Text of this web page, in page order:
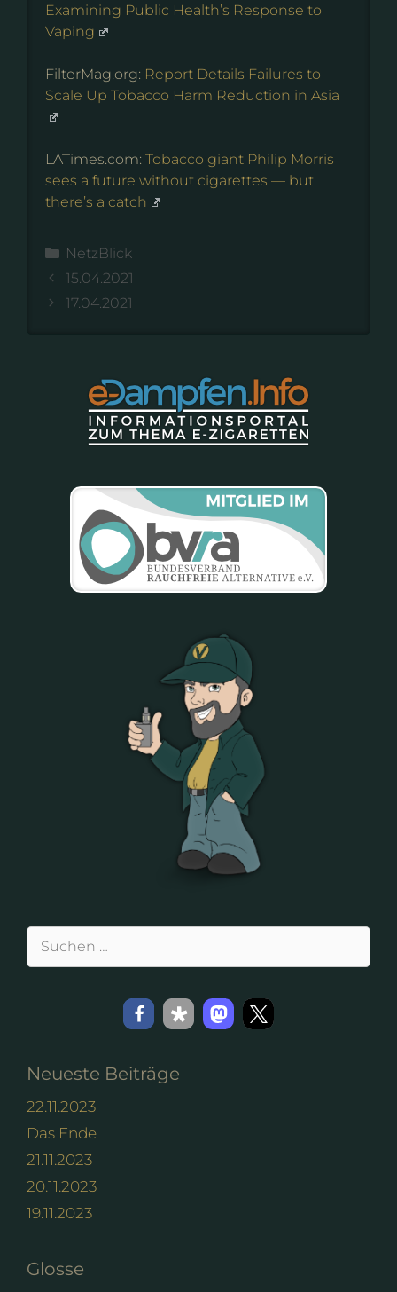
Examining Public Health’s Response to
Vaping
FilterMag.org: Report Details Failures to
Scale Up Tobacco Harm Reduction in Asia
LATimes.com: Tobacco giant Philip Morris
sees a future without cigarettes — but
there’s a catch
Kategorien
NetzBlick
15.04.2021
17.04.2021
Suchen
Neueste Beiträge
22.11.2023
Das Ende
21.11.2023
20.11.2023
19.11.2023
Glosse